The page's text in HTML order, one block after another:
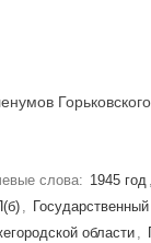
слова: 1945 год ,
,
области ,